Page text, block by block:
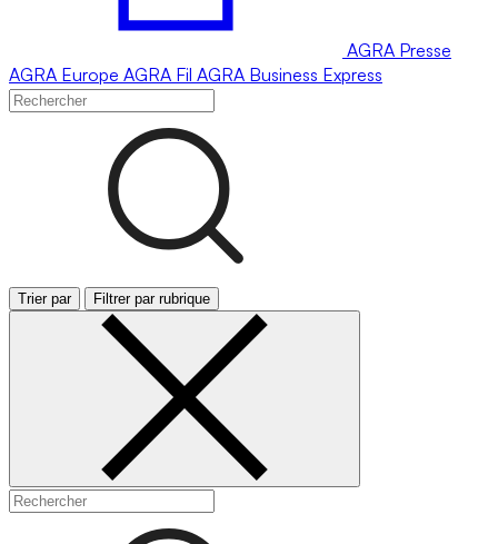
AGRA Presse
AGRA Europe AGRA Fil AGRA Business Express
Trier par Filtrer par rubrique